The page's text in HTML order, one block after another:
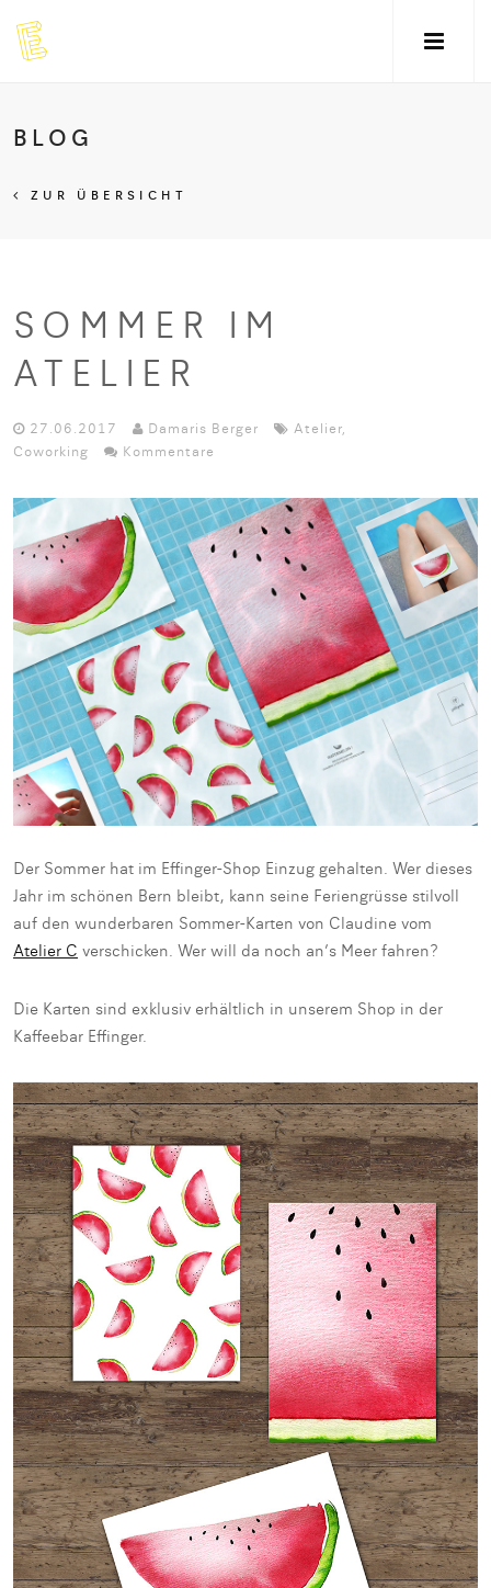
BLOG
ZUR ÜBERSICHT
SOMMER IM
ATELIER
27.06.2017 Damaris Berger Atelier,
Coworking
Kommentare
Der Sommer hat im Effinger-Shop Einzug gehalten. Wer dieses
Jahr im schönen Bern bleibt, kann seine Feriengrüsse stilvoll
auf den wunderbaren Sommer-Karten von Claudine vom
Atelier C verschicken. Wer will da noch an’s Meer fahren?
Die Karten sind exklusiv erhältlich in unserem Shop in der
Kaffeebar Effinger.